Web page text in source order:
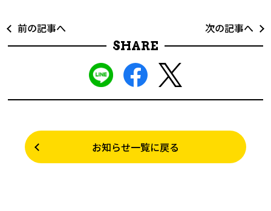
前の記事へ
次の記事へ
SHARE
お知らせ一覧に戻る